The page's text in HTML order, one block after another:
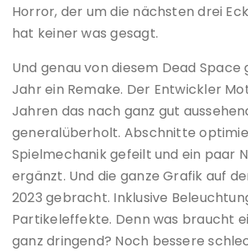
Horror, der um die nächsten drei
hat keiner was gesagt.
Und genau von diesem Dead Space
Jahr ein Remake. Der Entwickler
Jahren das nach ganz gut
generalüberholt. Abschnitte
Spielmechanik gefeilt und ein paar
ergänzt. Und die ganze Grafik auf
2023 gebracht. Inklusive
Partikeleffekte. Denn was braucht
ganz dringend? Noch bessere